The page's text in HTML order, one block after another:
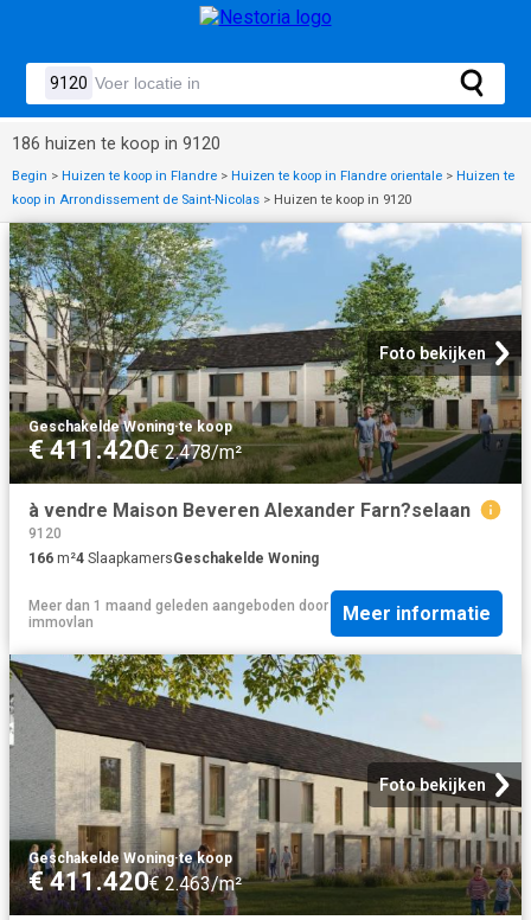
186 huizen te koop in 9120
Begin > Huizen te koop in Flandre > Huizen te koop in Flandre orientale > Huizen te
koop in Arrondissement de Saint-Nicolas > Huizen te koop in 9120
Foto bekijken
Geschakelde Woning·te koop
€ 411.420€ 2.478/m²
à vendre Maison Beveren Alexander Farn?selaan
9120
166 m²4 SlaapkamersGeschakelde Woning
Meer dan 1 maand geleden aangeboden door
immovlan
Meer informatie
Foto bekijken
Geschakelde Woning·te koop
€ 411.420€ 2.463/m²